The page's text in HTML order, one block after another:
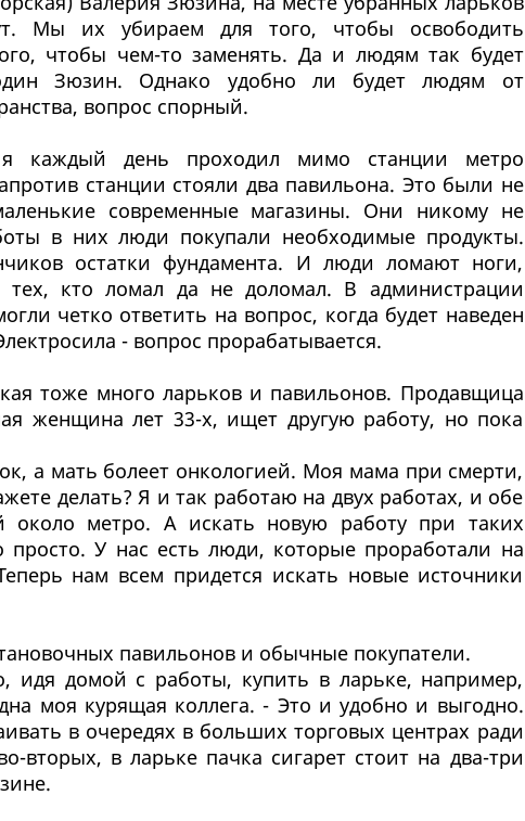
Мы их убираем для того, чтобы освободить
чтобы чем-то заменять. Да и людям так будет
Зюзин. Однако удобно ли будет людям от
вопрос спорный.
каждый день проходил мимо станции метро
станции стояли два павильона. Это были не
современные магазины. Они никому не
в них люди покупали необходимые продукты.
остатки фундамента. И люди ломают ноги,
тех, кто ломал да не доломал. В администрации
четко ответить на вопрос, когда будет наведен
- вопрос прорабатывается.
тоже много ларьков и павильонов. Продавщица
женщина лет 33-х, ищет другую работу, но пока
а мать болеет онкологией. Моя мама при смерти,
делать? Я и так работаю на двух работах, и обе
около метро. А искать новую работу при таких
просто. У нас есть люди, которые проработали на
нам всем придется искать новые источники
павильонов и обычные покупатели.
идя домой с работы, купить в ларьке, например,
моя курящая коллега. - Это и удобно и выгодно.
в очередях в больших торговых центрах ради
вторых, в ларьке пачка сигарет стоит на два-три